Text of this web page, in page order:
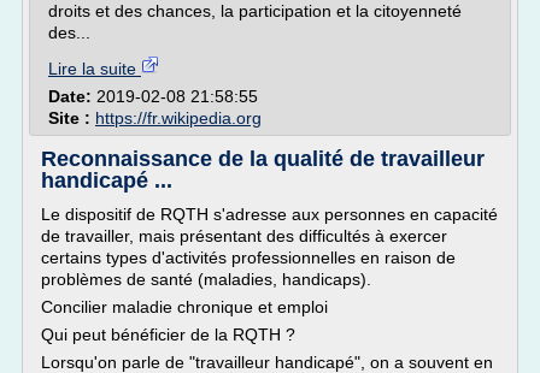
droits et des chances, la participation et la citoyenneté
des...
Lire la suite
Date: 2019-02-08 21:58:55
Site : https://fr.wikipedia.org
Reconnaissance de la qualité de travailleur
handicapé ...
Le dispositif de RQTH s'adresse aux personnes en capacité
de travailler, mais présentant des difficultés à exercer
certains types d'activités professionnelles en raison de
problèmes de santé (maladies, handicaps).
Concilier maladie chronique et emploi
Qui peut bénéficier de la RQTH ?
Lorsqu'on parle de "travailleur handicapé", on a souvent en